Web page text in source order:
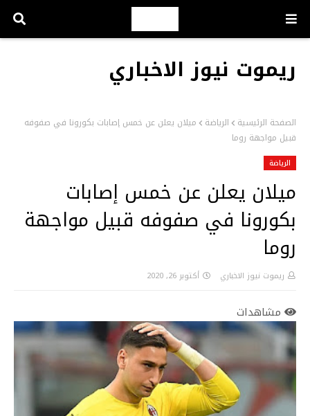
ريموت نيوز الاخباري
الصفحة الرئيسية الرياضة
ميلان يعلن عن خمس إصابات بكورونا في صفوفه
قبيل مواجهة روما
الرياضة
ميلان يعلن عن خمس إصابات
بكورونا في صفوفه قبيل مواجهة
روما
ريموت نيوز الاخباري أكتوبر 26, 2020
مشاهدات